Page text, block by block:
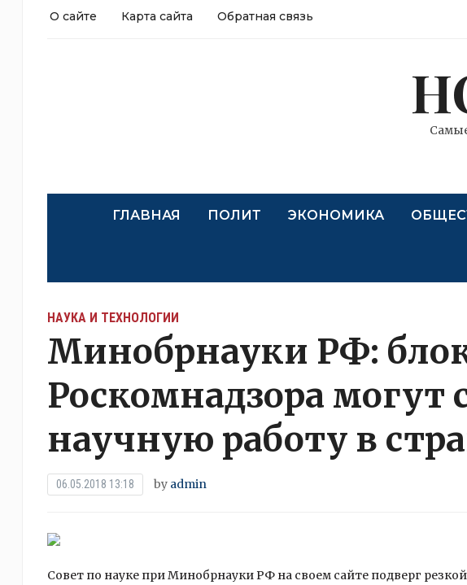
О сайте Карта сайта Обратная связь
ГЛАВНАЯ ПОЛИТ ЭКОНОМИКА
НАУКА И ТЕХНОЛОГИИ
Минобрнауки РФ:
Роскомнадзора могут
научную работу в
06.05.2018 13:18 by admin
Совет по науке при Минобрнауки РФ на своем сайте подверг